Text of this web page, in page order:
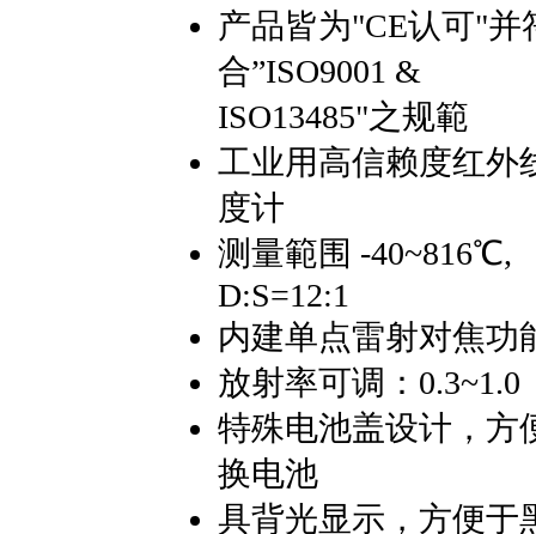
产品皆为"CE认可"并
合”ISO9001 &
ISO13485"之规範
工业用高信赖度红外
度计
测量範围 -40~816℃,
D:S=12:1
内建单点雷射对焦功
放射率可调：0.3~1.0
特殊电池盖设计，方
换电池
具背光显示，方便于